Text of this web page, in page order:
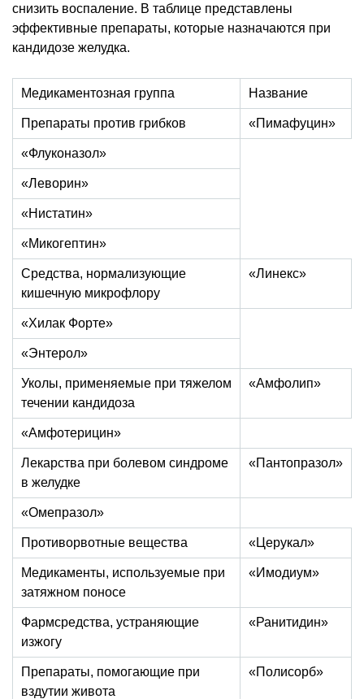
снизить воспаление. В таблице представлены
эффективные препараты, которые назначаются при
кандидозе желудка.
Медикаментозная группа Название
Препараты против грибков «Пимафуцин»
«Флуконазол»
«Леворин»
«Нистатин»
«Микогептин»
Средства, нормализующие
кишечную микрофлору
«Линекс»
«Хилак Форте»
«Энтерол»
Уколы, применяемые при тяжелом
течении кандидоза
«Амфолип»
«Амфотерицин»
Лекарства при болевом синдроме
в желудке
«Пантопразол»
«Омепразол»
Противорвотные вещества «Церукал»
Медикаменты, используемые при
затяжном поносе
«Имодиум»
Фармсредства, устраняющие
изжогу
«Ранитидин»
Препараты, помогающие при
вздутии живота
«Полисорб»